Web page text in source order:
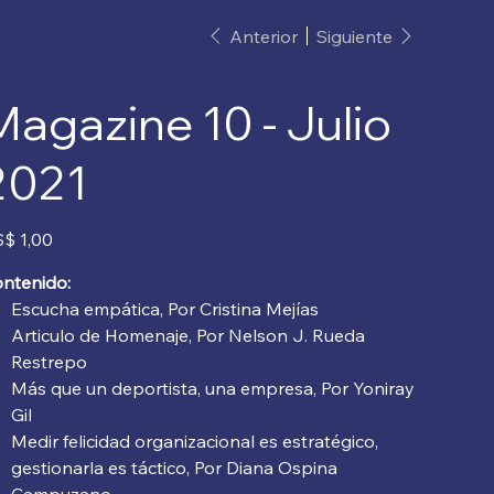
Anterior Siguiente
10 - Julio
1,00
Escucha empática, Por Cristina Mejías
Articulo de Homenaje, Por Nelson J. Rueda
Restrepo
Más que un deportista, una empresa, Por Yoniray
Gil
Medir felicidad organizacional es estratégico,
gestionarla es táctico, Por Diana Ospina